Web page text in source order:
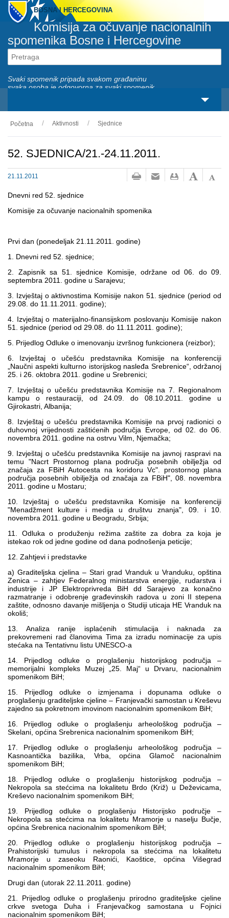
BOSNA I HERCEGOVINA
Komisija za očuvanje nacionalnih
spomenika Bosne i Hercegovine
Svaki spomenik pripada svakom građaninu
svaka osoba je odgovorna za svaki spomenik
O nama
Aktivnosti
Nacionalni spomenici
Servisi
Multimedija
Početna Aktivnosti Sjednice
52. SJEDNICA/21.-24.11.2011.
21.11.2011
Dnevni red 52. sjednice
Komisije za očuvanje nacionalnih spomenika
Prvi dan (ponedeljak 21.11.2011. godine)
1. Dnevni red 52. sjednice;
2. Zapisnik sa 51. sjednice Komisije, održane od 06. do 09.
septembra 2011. godine u Sarajevu;
3. Izvještaj o aktivnostima Komisije nakon 51. sjednice (period od
29.08. do 11.11.2011. godine);
4. Izvještaj o materijalno-finansijskom poslovanju Komisije nakon
51. sjednice (period od 29.08. do 11.11.2011. godine);
5. Prijedlog Odluke o imenovanju izvršnog funkcionera (reizbor);
6. Izvještaj o učešću predstavnika Komisije na konferenciji
„Naučni aspekti kulturno istorijskog nasleđa Srebrenice“, održanoj
25. i 26. oktobra 2011. godine u Srebrenici;
7. Izvještaj o učešću predstavnika Komisije na 7. Regionalnom
kampu o restauraciji, od 24.09. do 08.10.2011. godine u
Gjirokastri, Albanija;
8. Izvještaj o učešću predstavnika Komisije na prvoj radionici o
duhovnoj vrijednosti zaštićenih područja Evrope, od 02. do 06.
novembra 2011. godine na ostrvu Vilm, Njemačka;
9. Izvještaj o učešću predstavnika Komisije na javnoj raspravi na
temu "Nacrt Prostornog plana područja posebnih obilježja od
značaja za FBiH Autocesta na koridoru Vc". prostornog plana
područja posebnih obilježja od značaja za FBiH", 08. novembra
2011. godine u Mostaru;
10. Izvještaj o učešću predstavnika Komisije na konferenciji
"Menadžment kulture i medija u društvu znanja", 09. i 10.
novembra 2011. godine u Beogradu, Srbija;
11. Odluka o produženju režima zaštite za dobra za koja je
istekao rok od jedne godine od dana podnošenja peticije;
12. Zahtjevi i predstavke
a) Graditeljska cjelina – Stari grad Vranduk u Vranduku, opština
Zenica – zahtjev Federalnog ministarstva energije, rudarstva i
industrije i JP Elektroprivreda BiH dd Sarajevo za konačno
razmatranje i odobrenje građevinskih radova u zoni II stepena
zaštite, odnosno davanje mišljenja o Studiji uticaja HE Vranduk na
okoliš;
13. Analiza ranije isplaćenih stimulacija i naknada za
prekovremeni rad članovima Tima za izradu nominacije za upis
stećaka na Tentativnu listu UNESCO-a
14. Prijedlog odluke o proglašenju historijskog područja –
memorijalni kompleks Muzej „25. Maj“ u Drvaru, nacionalnim
spomenikom BiH;
15. Prijedlog odluke o izmjenama i dopunama odluke o
proglašenju graditeljske cjeline – Franjevački samostan u Kreševu
zajedno sa pokretnom imovinom nacionalnim spomenikom BiH;
16. Prijedlog odluke o proglašenju arheološkog područja –
Skelani, općina Srebrenica nacionalnim spomenikom BiH;
17. Prijedlog odluke o proglašenju arheološkog područja –
Kasnoantička bazilika, Vrba, općina Glamoč nacionalnim
spomenikom BiH;
18. Prijedlog odluke o proglašenju historijskog područja –
Nekropola sa stećcima na lokalitetu Brdo (Križ) u Deževicama,
Kreševo nacionalnim spomenikom BiH;
19. Prijedlog odluke o proglašenju Historijsko područje –
Nekropola sa stećcima na lokalitetu Mramorje u naselju Bučje,
općina Srebrenica nacionalnim spomenikom BiH;
20. Prijedlog odluke o proglašenju historijskog područja –
Prahistorijski tumulus i nekropola sa stećcima na lokalitetu
Mramorje u zaseoku Raonići, Kaoštice, općina Višegrad
nacionalnim spomenikom BiH;
Drugi dan (utorak 22.11.2011. godine)
21. Prijedlog odluke o proglašenju prirodno graditeljske cjeline
crkve svetoga Duha i Franjevačkog samostana u Fojnici
nacionalnim spomenikom BiH;